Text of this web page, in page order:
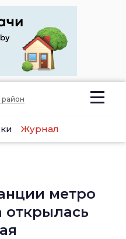
район
Журнал
метро
открылась